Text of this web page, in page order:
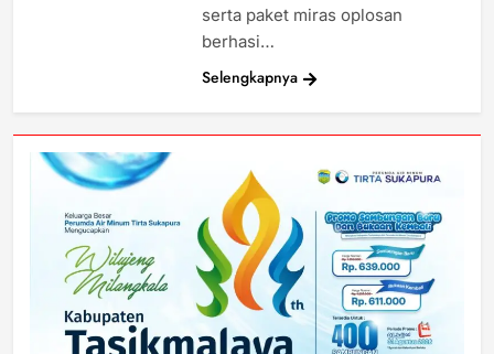
serta paket miras oplosan
berhasi…
Selengkapnya